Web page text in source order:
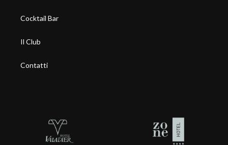
Cocktail Bar
Il Club
Contatti